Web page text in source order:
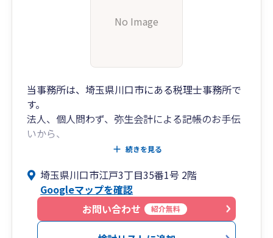
No Image
当事務所は、埼玉県川口市にある税理士事務所で
す。
法人、個人問わず、弥生会計による記帳のお手伝
いから、
電子申告まで、税務会計業務全般をサポート致し
続きを見る
埼玉県川口市江戸3丁目35番1号 2階
Googleマップを確認
お問い合わせ
紹介無料